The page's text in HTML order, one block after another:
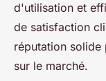
d'utilisation et
de satisfaction
réputation solide
sur le marché.